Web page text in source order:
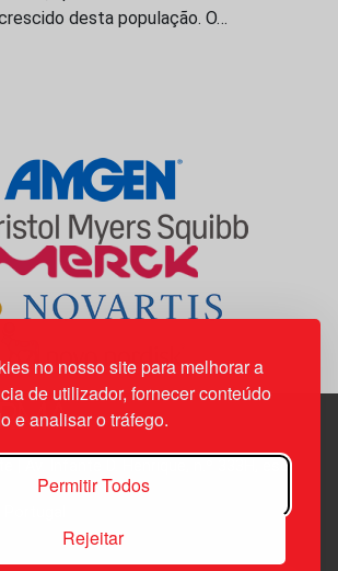
no nosso site para melhorar a
de utilizador, fornecer conteúdo
e analisar o tráfego.
Permitir Todos
Rejeitar
desta população. O…
| Av. Infante D. Henrique, n.º 333H, esc.